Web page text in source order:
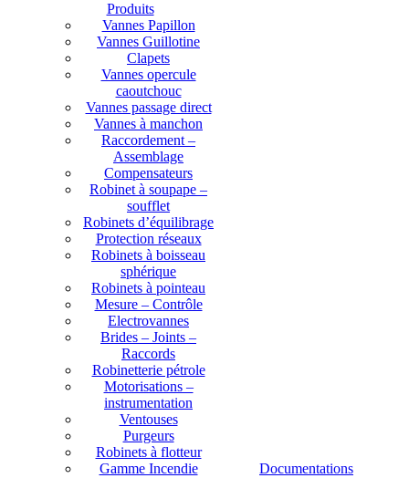
Produits
Vannes Papillon
Vannes Guillotine
Clapets
Vannes opercule
caoutchouc
Vannes passage direct
Vannes à manchon
Raccordement –
Assemblage
Compensateurs
Robinet à soupape –
soufflet
Robinets d’équilibrage
Protection réseaux
Robinets à boisseau
sphérique
Robinets à pointeau
Mesure – Contrôle
Electrovannes
Brides – Joints –
Raccords
Robinetterie pétrole
Motorisations –
instrumentation
Ventouses
Purgeurs
Robinets à flotteur
Gamme Incendie
Documentations